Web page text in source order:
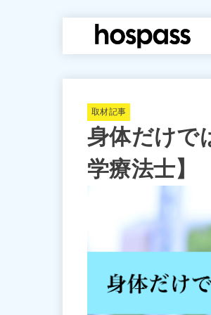
hospass media
取材記事
身体だけで
学療法士】